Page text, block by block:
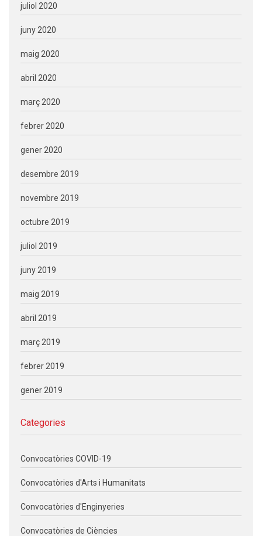
juliol 2020
juny 2020
maig 2020
abril 2020
març 2020
febrer 2020
gener 2020
desembre 2019
novembre 2019
octubre 2019
juliol 2019
juny 2019
maig 2019
abril 2019
març 2019
febrer 2019
gener 2019
Categories
Convocatòries COVID-19
Convocatòries d'Arts i Humanitats
Convocatòries d'Enginyeries
Convocatòries de Ciències